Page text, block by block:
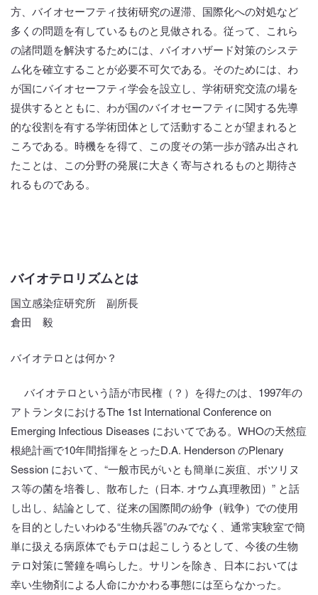
方、バイオセーフティ技術研究の遅滞、国際化への対処など
多くの問題を有しているものと見做される。従って、これら
の諸問題を解決するためには、バイオハザード対策のシステ
ム化を確立することが必要不可欠である。そのためには、わ
が国にバイオセーフティ学会を設立し、学術研究交流の場を
提供するとともに、わが国のバイオセーフティに関する先導
的な役割を有する学術団体として活動することが望まれると
ころである。時機をを得て、この度その第一歩が踏み出され
たことは、この分野の発展に大きく寄与されるものと期待さ
れるものである。
バイオテロリズムとは
国立感染症研究所 副所長
倉田 毅
バイオテロとは何か？
バイオテロという語が市民権（？）を得たのは、1997年の
アトランタにおけるThe 1st International Conference on
Emerging Infectious Diseases においてである。WHOの天然痘
根絶計画で10年間指揮をとったD.A. Henderson のPlenary
Session において、“一般市民がいとも簡単に炭疽、ボツリヌ
ス等の菌を培養し、散布した（日本. オウム真理教団）” と話
し出し、結論として、従来の国際間の紛争（戦争）での使用
を目的としたいわゆる“生物兵器”のみでなく、通常実験室で簡
単に扱える病原体でもテロは起こしうるとして、今後の生物
テロ対策に警鐘を鳴らした。サリンを除き、日本においては
幸い生物剤による人命にかかわる事態には至らなかった。